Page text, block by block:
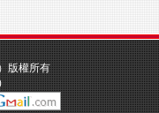
版權所有